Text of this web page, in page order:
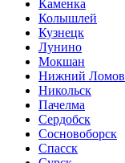
Каменка
Колышлей
Кузнецк
Лунино
Мокшан
Нижний Ломов
Никольск
Пачелма
Сердобск
Сосновоборск
Спасск